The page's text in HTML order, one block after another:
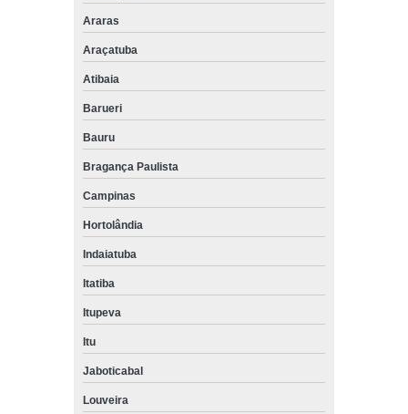
Araras
Araçatuba
Atibaia
Barueri
Bauru
Bragança Paulista
Campinas
Hortolândia
Indaiatuba
Itatiba
Itupeva
Itu
Jaboticabal
Louveira